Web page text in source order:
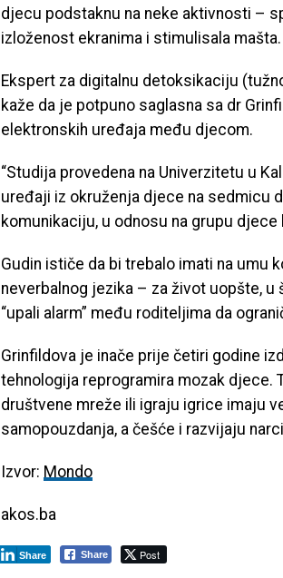
djecu podstaknu na neke aktivnosti –
izloženost ekranima i stimulisala mašta.
Ekspert za digitalnu detoksikaciju
kaže da je potpuno saglasna sa dr
elektronskih uređaja među djecom.
“Studija provedena na Univerzitetu u
uređaji iz okruženja djece na sedmicu
komunikaciju, u odnosu na grupu
Gudin ističe da bi trebalo imati na umu
neverbalnog jezika – za život uopšte, u
“upali alarm” među roditeljima da
Grinfildova je inače prije četiri godine
tehnologija reprogramira mozak djece.
društvene mreže ili igraju igrice imaju
samopouzdanja, a češće i razvijaju
Izvor: Mondo
akos.ba
Share Post
Share